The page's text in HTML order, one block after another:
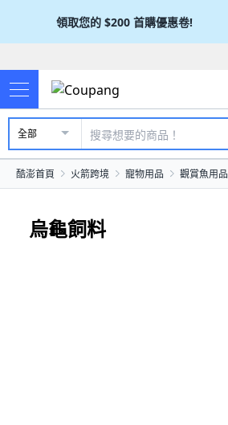
領取您的 $200 首購優惠卷!
全部
酷澎首頁 火箭跨境 寵物用品 觀賞魚用品
烏龜飼料